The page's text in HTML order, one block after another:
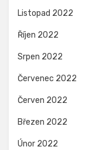
Listopad 2022
Říjen 2022
Srpen 2022
Červenec 2022
Červen 2022
Březen 2022
Únor 2022